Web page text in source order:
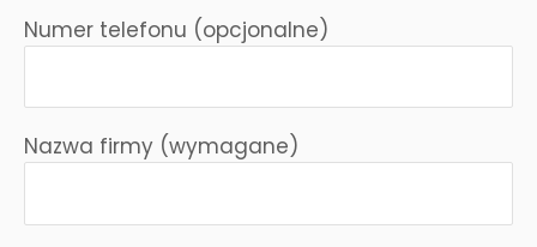
Numer telefonu (opcjonalne)
Nazwa firmy (wymagane)